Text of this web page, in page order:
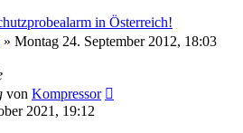
in Österreich!
» Montag 24. September 2012, 18:03
von Kompressor
2021, 19:12